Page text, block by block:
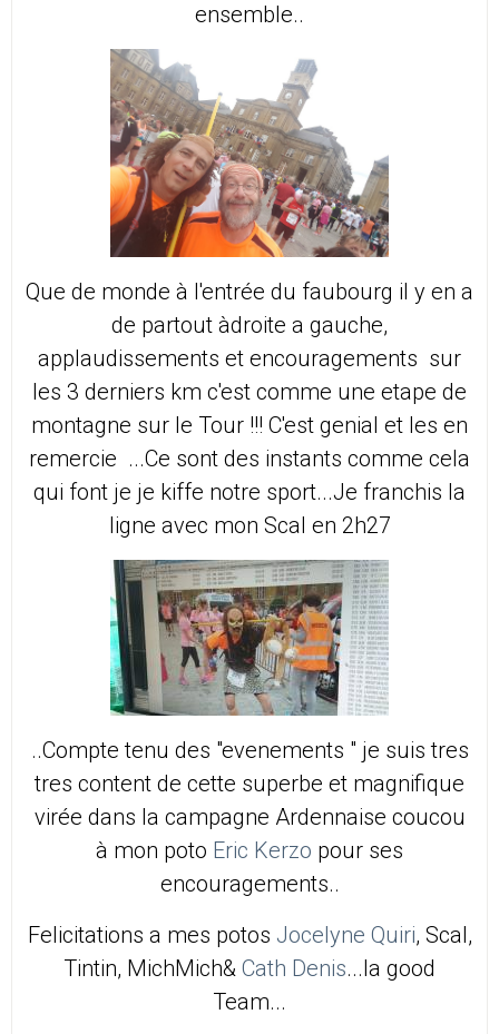
ensemble..
Que de monde à l'entrée du faubourg il y en a
de partout àdroite a gauche,
applaudissements et encouragements sur
les 3 derniers km c'est comme une etape de
montagne sur le Tour !!! C'est genial et les en
remercie ...Ce sont des instants comme cela
qui font je je kiffe notre sport...Je franchis la
ligne avec mon Scal en 2h27
..Compte tenu des "evenements " je suis tres
tres content de cette superbe et magnifique
virée dans la campagne Ardennaise coucou
à mon poto Eric Kerzo pour ses
encouragements..
Felicitations a mes potos Jocelyne Quiri, Scal,
Tintin, MichMich& Cath Denis...la good
Team...